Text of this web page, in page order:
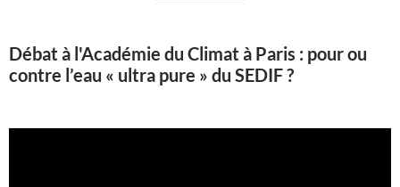
Débat à l'Académie du Climat à Paris : pour ou
contre l’eau « ultra pure » du SEDIF ?